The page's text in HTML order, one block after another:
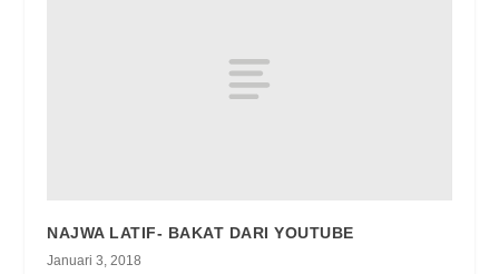
NAJWA LATIF- BAKAT DARI YOUTUBE
Januari 3, 2018